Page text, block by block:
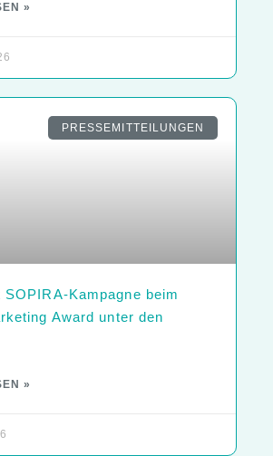
»
PRESSEMITTEILUNGEN
Kampagne beim
Award unter den
»